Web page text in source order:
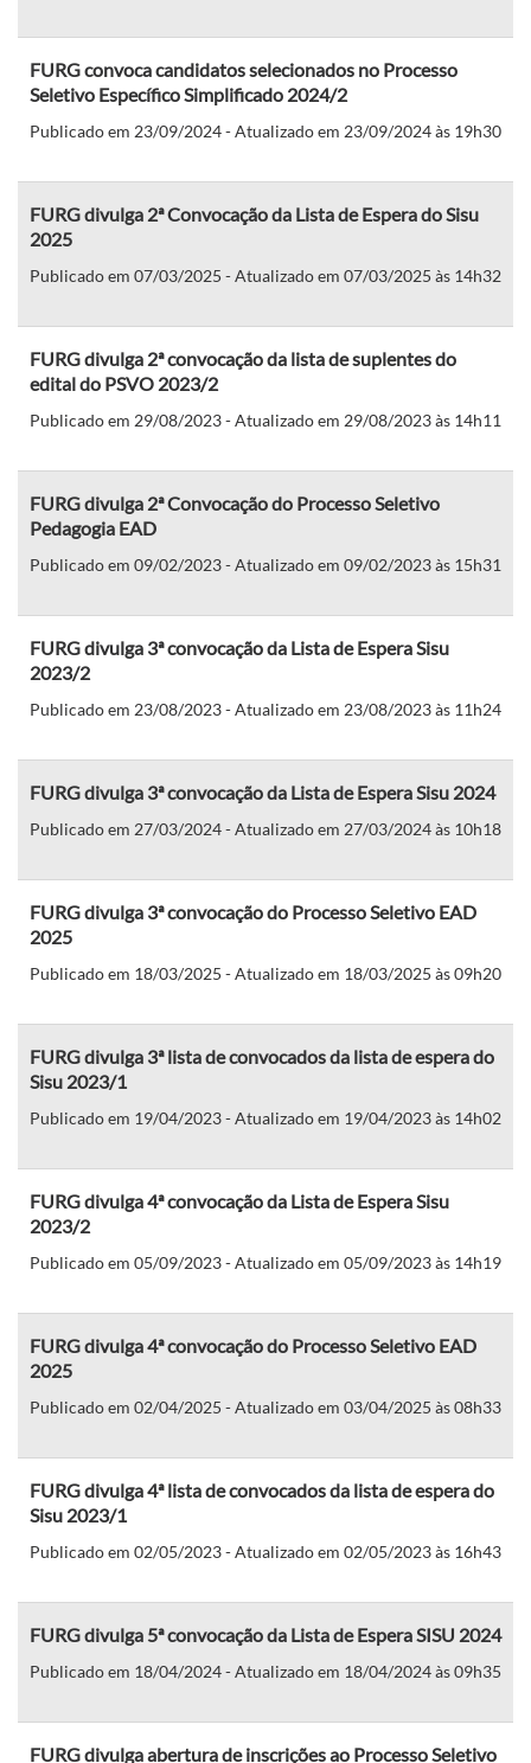
FURG convoca candidatos selecionados no Processo
Seletivo Específico Simplificado 2024/2
Publicado em 23/09/2024 - Atualizado em 23/09/2024 às 19h30
FURG divulga 2ª Convocação da Lista de Espera do Sisu
2025
Publicado em 07/03/2025 - Atualizado em 07/03/2025 às 14h32
FURG divulga 2ª convocação da lista de suplentes do
edital do PSVO 2023/2
Publicado em 29/08/2023 - Atualizado em 29/08/2023 às 14h11
FURG divulga 2ª Convocação do Processo Seletivo
Pedagogia EAD
Publicado em 09/02/2023 - Atualizado em 09/02/2023 às 15h31
FURG divulga 3ª convocação da Lista de Espera Sisu
2023/2
Publicado em 23/08/2023 - Atualizado em 23/08/2023 às 11h24
FURG divulga 3ª convocação da Lista de Espera Sisu 2024
Publicado em 27/03/2024 - Atualizado em 27/03/2024 às 10h18
FURG divulga 3ª convocação do Processo Seletivo EAD
2025
Publicado em 18/03/2025 - Atualizado em 18/03/2025 às 09h20
FURG divulga 3ª lista de convocados da lista de espera do
Sisu 2023/1
Publicado em 19/04/2023 - Atualizado em 19/04/2023 às 14h02
FURG divulga 4ª convocação da Lista de Espera Sisu
2023/2
Publicado em 05/09/2023 - Atualizado em 05/09/2023 às 14h19
FURG divulga 4ª convocação do Processo Seletivo EAD
2025
Publicado em 02/04/2025 - Atualizado em 03/04/2025 às 08h33
FURG divulga 4ª lista de convocados da lista de espera do
Sisu 2023/1
Publicado em 02/05/2023 - Atualizado em 02/05/2023 às 16h43
FURG divulga 5ª convocação da Lista de Espera SISU 2024
Publicado em 18/04/2024 - Atualizado em 18/04/2024 às 09h35
FURG divulga abertura de inscrições ao Processo Seletivo